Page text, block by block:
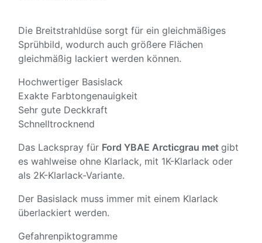
Die Breitstrahldüse sorgt für ein gleichmäßiges
Sprühbild, wodurch auch größere Flächen
gleichmäßig lackiert werden können.
Hochwertiger Basislack
Exakte Farbtongenauigkeit
Sehr gute Deckkraft
Schnelltrocknend
Das Lackspray für Ford YBAE Arcticgrau met gibt
es wahlweise ohne Klarlack, mit 1K-Klarlack oder
als 2K-Klarlack-Variante.
Der Basislack muss immer mit einem Klarlack
überlackiert werden.
Gefahrenpiktogramme